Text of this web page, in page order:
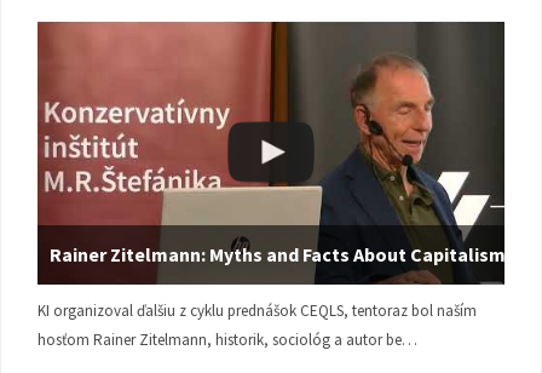
Rainer Zitelmann: Myths and Facts About Capitalism
KI organizoval ďalšiu z cyklu prednášok CEQLS, tentoraz bol naším
hosťom Rainer Zitelmann, historik, sociológ a autor be…